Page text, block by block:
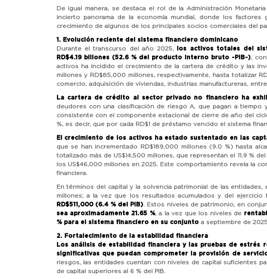
De igual manera, se destaca el rol de la Administración
incierto panorama de la economía mundial, donde los
crecimiento de algunos de los principales socios comerciales del
1. Evolución reciente del sistema financiero dominicano
Durante el transcurso del año 2025,
los activos totales del
RD$4.19 billones (52.6 % del producto interno bruto -PIB-),
activos ha incidido el crecimiento de la cartera de crédito y las
millones y RD$85,000 millones, respectivamente, hasta totalizar
comercio, adquisición de viviendas, industrias manufactureras,
La cartera de crédito al sector privado no financiero ha
deudores con una clasificación de riesgo A, que pagan a
consistente con el componente estacional de cierre de año del
%, es decir, que por cada RD$1 de préstamo vencido el sistema
El crecimiento de los activos ha estado sustentado en las
que se han incrementado RD$189,000 millones (9.0 %) hasta
totalizado más de US$14,500 millones, que representan el 11.9 %
los US$46,000 millones en 2025. Este comportamiento revela la
financiera.
En términos del capital y la solvencia patrimonial de las
millones; a la vez que los resultados acumulados y del ejercicio
RD$511,000 (6.4 % del PIB). Estos niveles de patrimonio, en
sea aproximadamente 21.65 %, a la vez que los niveles de
% para el sistema financiero en su conjuntoa septiembre de
2. Fortalecimiento de la estabilidad financiera
Los análisis de estabilidad financiera y las pruebas de estrés
significativas que puedan comprometer la provisión de
riesgos, las entidades cuentan con niveles de capital suficientes
de capital superiores al 6 % del PIB.